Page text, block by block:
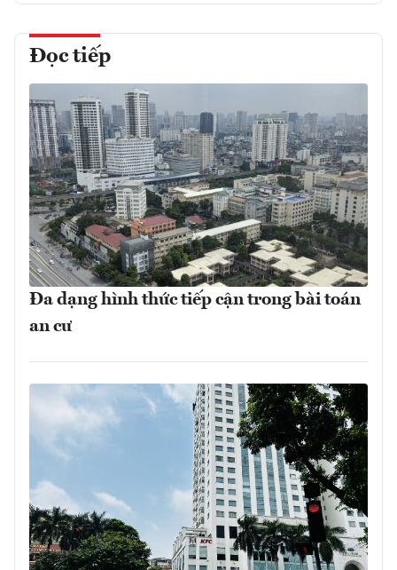
Đọc tiếp
Đa dạng hình thức tiếp cận trong bài toán
an cư